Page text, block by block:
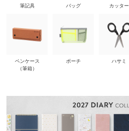
筆記具
ペンケース
（筆箱）
バッグ
ポーチ
カッター
ハサミ